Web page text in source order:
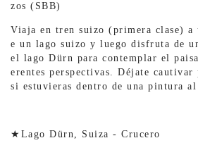
zos (SBB)
Viaja en tren suizo (primera clase)
e un lago suizo y luego disfruta de
el lago Dürn para contemplar el
erentes perspectivas. Déjate cautivar
si estuvieras dentro de una pintura
★Lago Dürn, Suiza - Crucero